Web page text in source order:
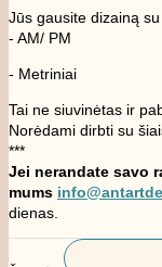
Jūs gausite dizainą
- AM/ PM
- Metriniai
Tai ne siuvinėtas ir
Norėdami dirbti su
***
Jei nerandate savo
mums
dienas.